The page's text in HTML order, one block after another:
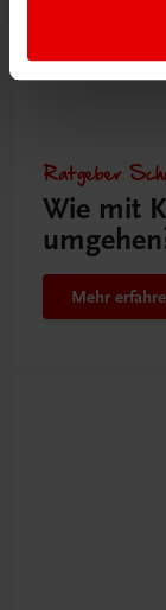
Ratgeber
Wie mit
Mehr